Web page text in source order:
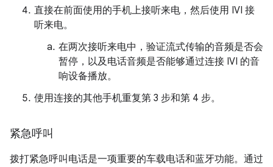
直接在前面使用的手机上接听来电，然后使用 IVI 接
听来电。
在两次接听来电中，验证流式传输的音频是否会
暂停，以及电话音频是否能够通过连接 IVI 的音
响设备播放。
使用连接的其他手机重复第 3 步和第 4 步。
紧急呼叫
拨打紧急呼叫电话是一项重要的车载电话和蓝牙功能。通过